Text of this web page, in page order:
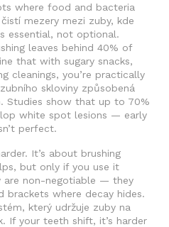
where food and bacteria
mezery mezi zuby, kde
essential, not optional.
leaves behind 40% of
that with sugary snacks,
cleanings, you’re practically
skloviny způsobená
Studies show that up to 70%
white spot lesions — early
perfect.
It’s about brushing
but only if you use it
are non-negotiable — they
brackets where decay hides.
který udržuje zuby na
. If your teeth shift, it’s harder